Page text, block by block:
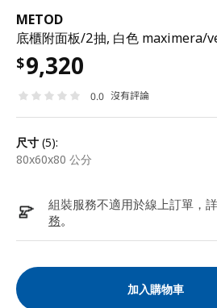
METOD
$9,320
0.0 沒有評論
尺寸 (5):
80x60x80 公分
組裝服務不適用於線上訂單，
務。
加入購物車